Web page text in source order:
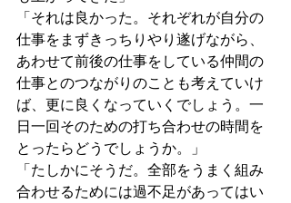
「それは良かった。それぞれが自分の
仕事をまずきっちりやり遂げながら、
あわせて前後の仕事をしている仲間の
仕事とのつながりのことも考えていけ
ば、更に良くなっていくでしょう。一
日一回そのための打ち合わせの時間を
とったらどうでしょうか。」
「たしかにそうだ。全部をうまく組み
合わせるためには過不足があってはい